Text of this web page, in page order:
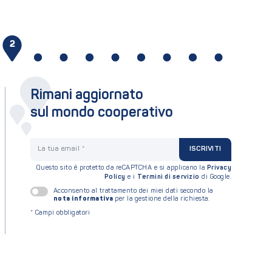
2
Rimani aggiornato
sul mondo cooperativo
ISCRIVITI
Questo sito è protetto da reCAPTCHA e si applicano la Privacy
Policy e i Termini di servizio di Google.
Acconsento al trattamento dei miei dati secondo la
nota informativa per la gestione della richiesta.
* Campi obbligatori